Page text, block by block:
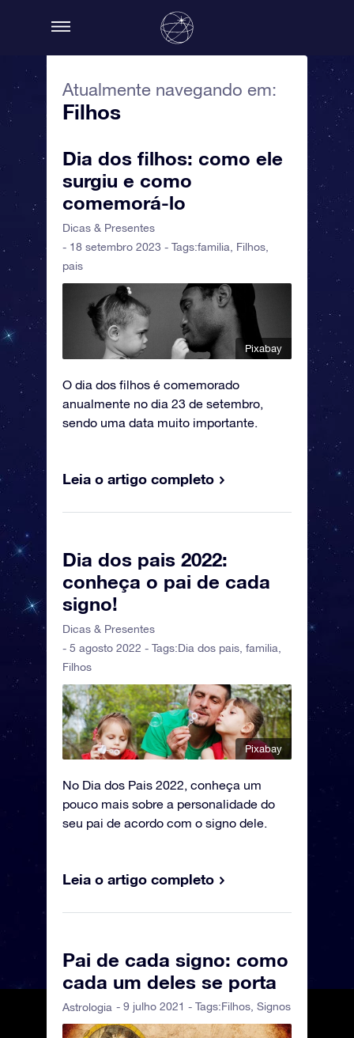
Atualmente navegando em:
Filhos
Dia dos filhos: como ele
surgiu e como
comemorá-lo
Dicas & Presentes
- 18 setembro 2023 - Tags:familia Filhos
pais
Pixabay
O dia dos filhos é comemorado
anualmente no dia 23 de setembro,
sendo uma data muito importante.
Leia o artigo completo
Dia dos pais 2022:
conheça o pai de cada
signo!
Dicas & Presentes
- 5 agosto 2022 - Tags:Dia dos pais familia
Filhos
Pixabay
No Dia dos Pais 2022, conheça um
pouco mais sobre a personalidade do
seu pai de acordo com o signo dele.
Leia o artigo completo
Pai de cada signo: como
cada um deles se porta
Astrologia - 9 julho 2021 - Tags:Filhos, Signos